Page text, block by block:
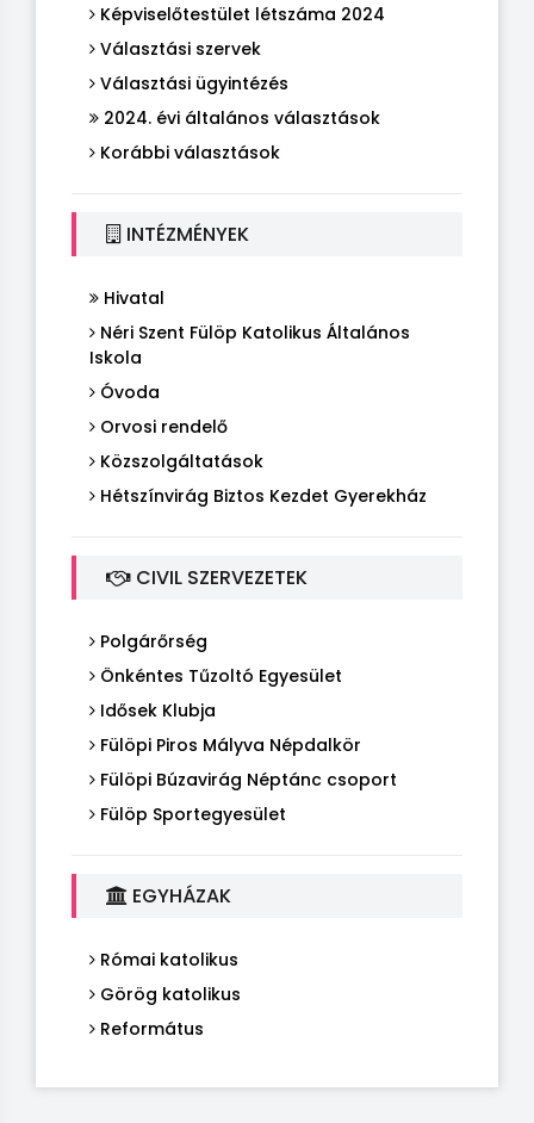
Képviselőtestület létszáma 2024
Választási szervek
Választási ügyintézés
2024. évi általános választások
Korábbi választások
INTÉZMÉNYEK
Hivatal
Néri Szent Fülöp Katolikus Általános
Iskola
Óvoda
Orvosi rendelő
Közszolgáltatások
Hétszínvirág Biztos Kezdet Gyerekház
CIVIL SZERVEZETEK
Polgárőrség
Önkéntes Tűzoltó Egyesület
Idősek Klubja
Fülöpi Piros Mályva Népdalkör
Fülöpi Búzavirág Néptánc csoport
Fülöp Sportegyesület
EGYHÁZAK
Római katolikus
Görög katolikus
Református